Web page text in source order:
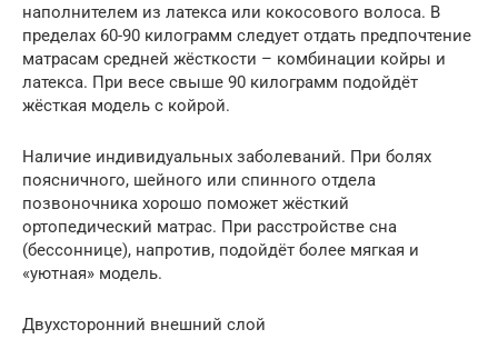
наполнителем из латекса или кокосового волоса. В
пределах 60-90 килограмм следует отдать предпочтение
матрасам средней жёсткости – комбинации койры и
латекса. При весе свыше 90 килограмм подойдёт
жёсткая модель с койрой.
Наличие индивидуальных заболеваний. При болях
поясничного, шейного или спинного отдела
позвоночника хорошо поможет жёсткий
ортопедический матрас. При расстройстве сна
(бессоннице), напротив, подойдёт более мягкая и
«уютная» модель.
Двухсторонний внешний слой